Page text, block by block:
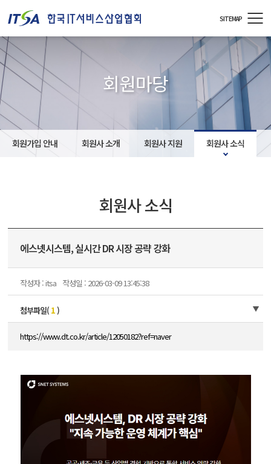
SITEMAP
회원마당
회원가입 안내 회원사 소개 회원사 지원 회원사 소식
회원사 소식
에스넷시스템, 실시간 DR 시장 공략 강화
작성자 : itsa 작성일 : 2026-03-09 13:45:38
첨부파일( 1 )
https://www.dt.co.kr/article/12050182?ref=naver